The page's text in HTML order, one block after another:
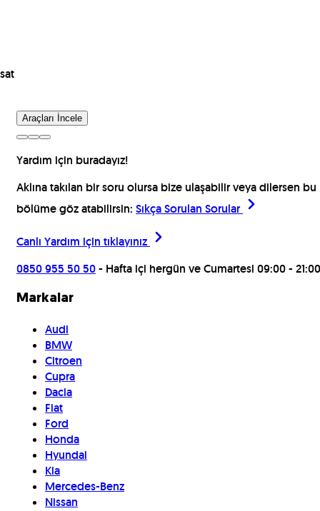
Araçları İncele
Yardım için buradayız!
Aklına takılan bir soru olursa bize ulaşabilir veya dilersen bu
bölüme göz atabilirsin: Sıkça Sorulan Sorular
Canlı Yardım için tıklayınız
0850 955 50 50- Hafta içi hergün ve Cumartesi 09:00 - 21:00
Markalar
Audi
BMW
Citroen
Cupra
Dacia
Fiat
Ford
Honda
Hyundai
Kia
Mercedes-Benz
Nissan